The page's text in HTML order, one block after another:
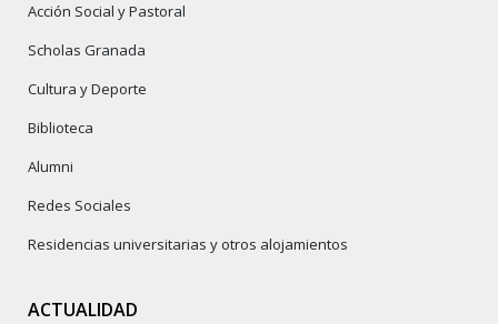
Acción Social y Pastoral
Scholas Granada
Cultura y Deporte
Biblioteca
Alumni
Redes Sociales
Residencias universitarias y otros alojamientos
ACTUALIDAD